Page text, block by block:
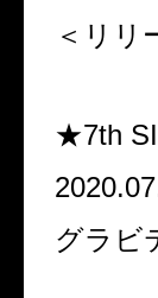
＜リリ
★7th
グラビ